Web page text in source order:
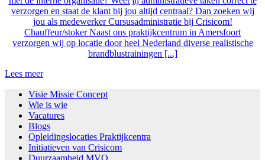
verzorgen en staat de klant bij jou altijd centraal? Dan zoeken wij
jou als medewerker Cursusadministratie bij Crisicom!
Chauffeur/stoker Naast ons praktijkcentrum in Amersfoort
verzorgen wij op locatie door heel Nederland diverse realistische
brandblustrainingen [...]
Lees meer
Visie Missie Concept
Wie is wie
Vacatures
Blogs
Opleidingslocaties Praktijkcentra
Initiatieven van Crisicom